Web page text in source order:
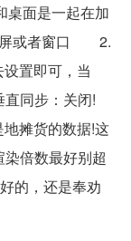
桌面是一起在加
屏或者窗口 2.
置即可，当
同步：关闭!
摊货的数据!这
倍数最好别超
的，还是奉劝